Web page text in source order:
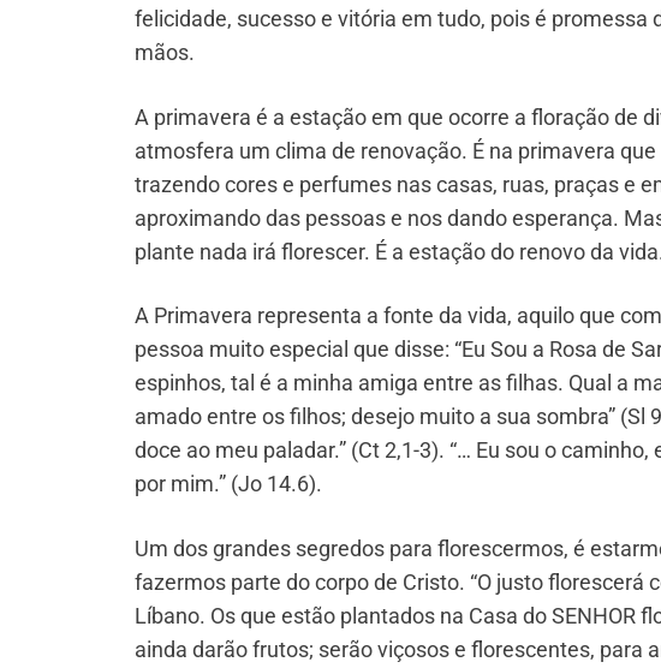
felicidade, sucesso e vitória em tudo, pois é promessa
mãos.
A primavera é a estação em que ocorre a floração de
atmosfera um clima de renovação. É na primavera
trazendo cores e perfumes nas casas, ruas, praças e
aproximando das pessoas e nos dando esperança.
plante nada irá florescer. É a estação do renovo da vida.
A Primavera representa a fonte da vida, aquilo que
pessoa muito especial que disse: “Eu Sou a Rosa de
espinhos, tal é a minha amiga entre as filhas. Qual a
amado entre os filhos; desejo muito a sua sombra” (Sl
doce ao meu paladar.” (Ct 2,1-3). “… Eu sou o
por mim.” (Jo 14.6).
Um dos grandes segredos para florescermos, é
fazermos parte do corpo de Cristo. “O justo florescerá
Líbano. Os que estão plantados na Casa do SENHOR
ainda darão frutos; serão viçosos e florescentes, para